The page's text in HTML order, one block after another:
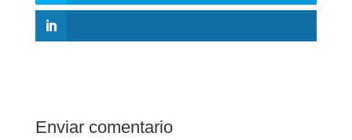
Enviar comentario